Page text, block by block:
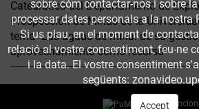
Catedràtico del Departamento de
Prospección de Minas de la
tema "Las aguas de mina: de su
aprovechamiento como recurso"
sobre cóm contactar-nos i sobre
processar dates personals a la nostra
Si us plau, en el moment de
relació al vostre consentiment, feu-ne
i la data. El vostre consentiment
següents:
Accept